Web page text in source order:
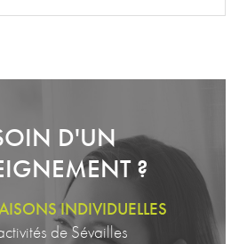
D'UN
?
INDIVIDUELLES
de Sévailles